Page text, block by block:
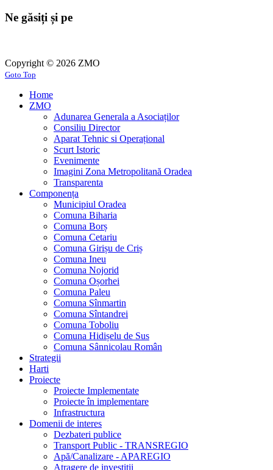
Ne găsiți și pe
Copyright © 2026 ZMO
Goto Top
Home
ZMO
Adunarea Generala a Asociaților
Consiliu Director
Aparat Tehnic si Operațional
Scurt Istoric
Evenimente
Imagini Zona Metropolitană Oradea
Transparenta
Componența
Municipiul Oradea
Comuna Biharia
Comuna Borș
Comuna Cetariu
Comuna Girișu de Criș
Comuna Ineu
Comuna Nojorid
Comuna Oșorhei
Comuna Paleu
Comuna Sînmartin
Comuna Sîntandrei
Comuna Toboliu
Comuna Hidișelu de Sus
Comuna Sânnicolau Român
Strategii
Harti
Proiecte
Proiecte Implementate
Proiecte în implementare
Infrastructura
Domenii de interes
Dezbateri publice
Transport Public - TRANSREGIO
Apă/Canalizare - APAREGIO
Atragere de investiții